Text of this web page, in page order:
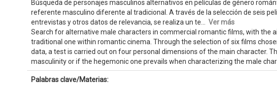
Búsqueda de personajes masculinos alternativos en películas de género
referente masculino diferente al tradicional. A través de la selección de seis
entrevistas y otros datos de relevancia, se realiza un te... Ver más
Search for alternative male characters in commercial romantic films, with the
traditional one within romantic cinema. Through the selection of six films
data, a test is carried out on four personal dimensions of the main character.
masculinity or if the hegemonic one prevails when characterizing the male
Palabras clave/Materias: